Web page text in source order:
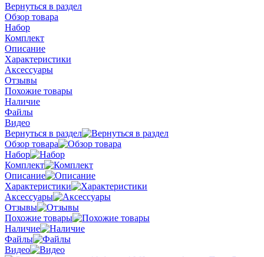
Вернуться в раздел
Обзор товара
Набор
Комплект
Описание
Характеристики
Аксессуары
Отзывы
Похожие товары
Наличие
Файлы
Видео
Вернуться в раздел
Обзор товара
Набор
Комплект
Описание
Характеристики
Аксессуары
Отзывы
Похожие товары
Наличие
Файлы
Видео